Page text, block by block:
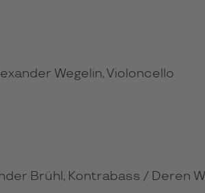
Wegelin, Violoncello
Brühl, Kontrabass / Deren